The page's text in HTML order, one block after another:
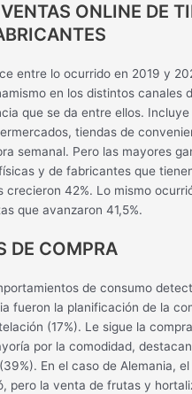
ONLINE DE
entre lo ocurrido en 2019 y
en los distintos canales
que se da entre ellos.
tiendas de
semanal. Pero las mayores
y de fabricantes que
crecieron 42%. Lo mismo
que avanzaron 41,5%.
DE COMPRA
de consumo
fueron la planificación de la
(17%). Le sigue la
por la comodidad,
En el caso de Alemania,
pero la venta de frutas y